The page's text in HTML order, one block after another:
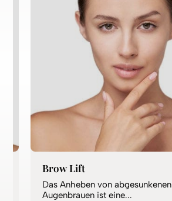
Brow Lift
Das Anheben von abgesunkenen
Augenbrauen ist eine...